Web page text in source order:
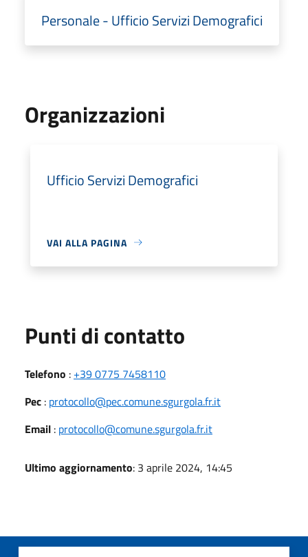
Personale - Ufficio Servizi Demografici
Organizzazioni
Ufficio Servizi Demografici
VAI ALLA PAGINA
Punti di contatto
Telefono : +39 0775 7458110
Pec : protocollo@pec.comune.sgurgola.fr.it
Email : protocollo@comune.sgurgola.fr.it
Ultimo aggiornamento: 3 aprile 2024, 14:45